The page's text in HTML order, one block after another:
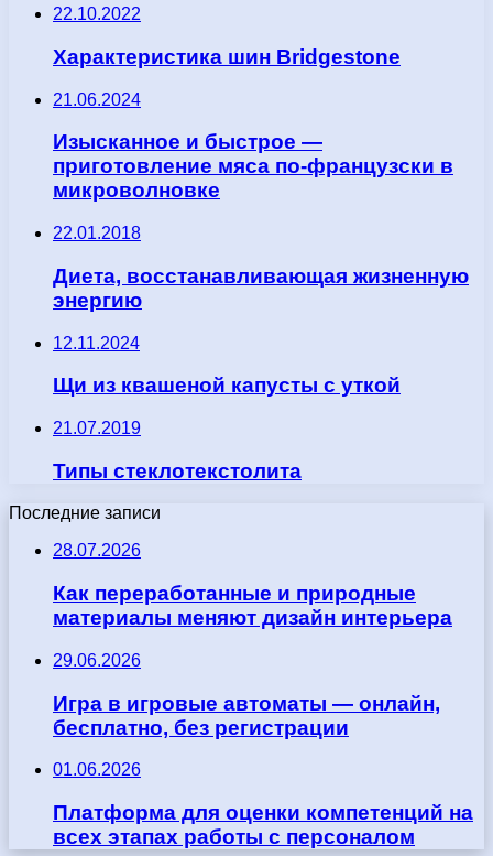
22.10.2022
Характеристика шин Bridgestone
21.06.2024
Изысканное и быстрое —
приготовление мяса по-французски в
микроволновке
22.01.2018
Диета, восстанавливающая жизненную
энергию
12.11.2024
Щи из квашеной капусты с уткой
21.07.2019
Типы стеклотекстолита
Последние записи
28.07.2026
Как переработанные и природные
материалы меняют дизайн интерьера
29.06.2026
Игра в игровые автоматы — онлайн,
бесплатно, без регистрации
01.06.2026
Платформа для оценки компетенций на
всех этапах работы с персоналом